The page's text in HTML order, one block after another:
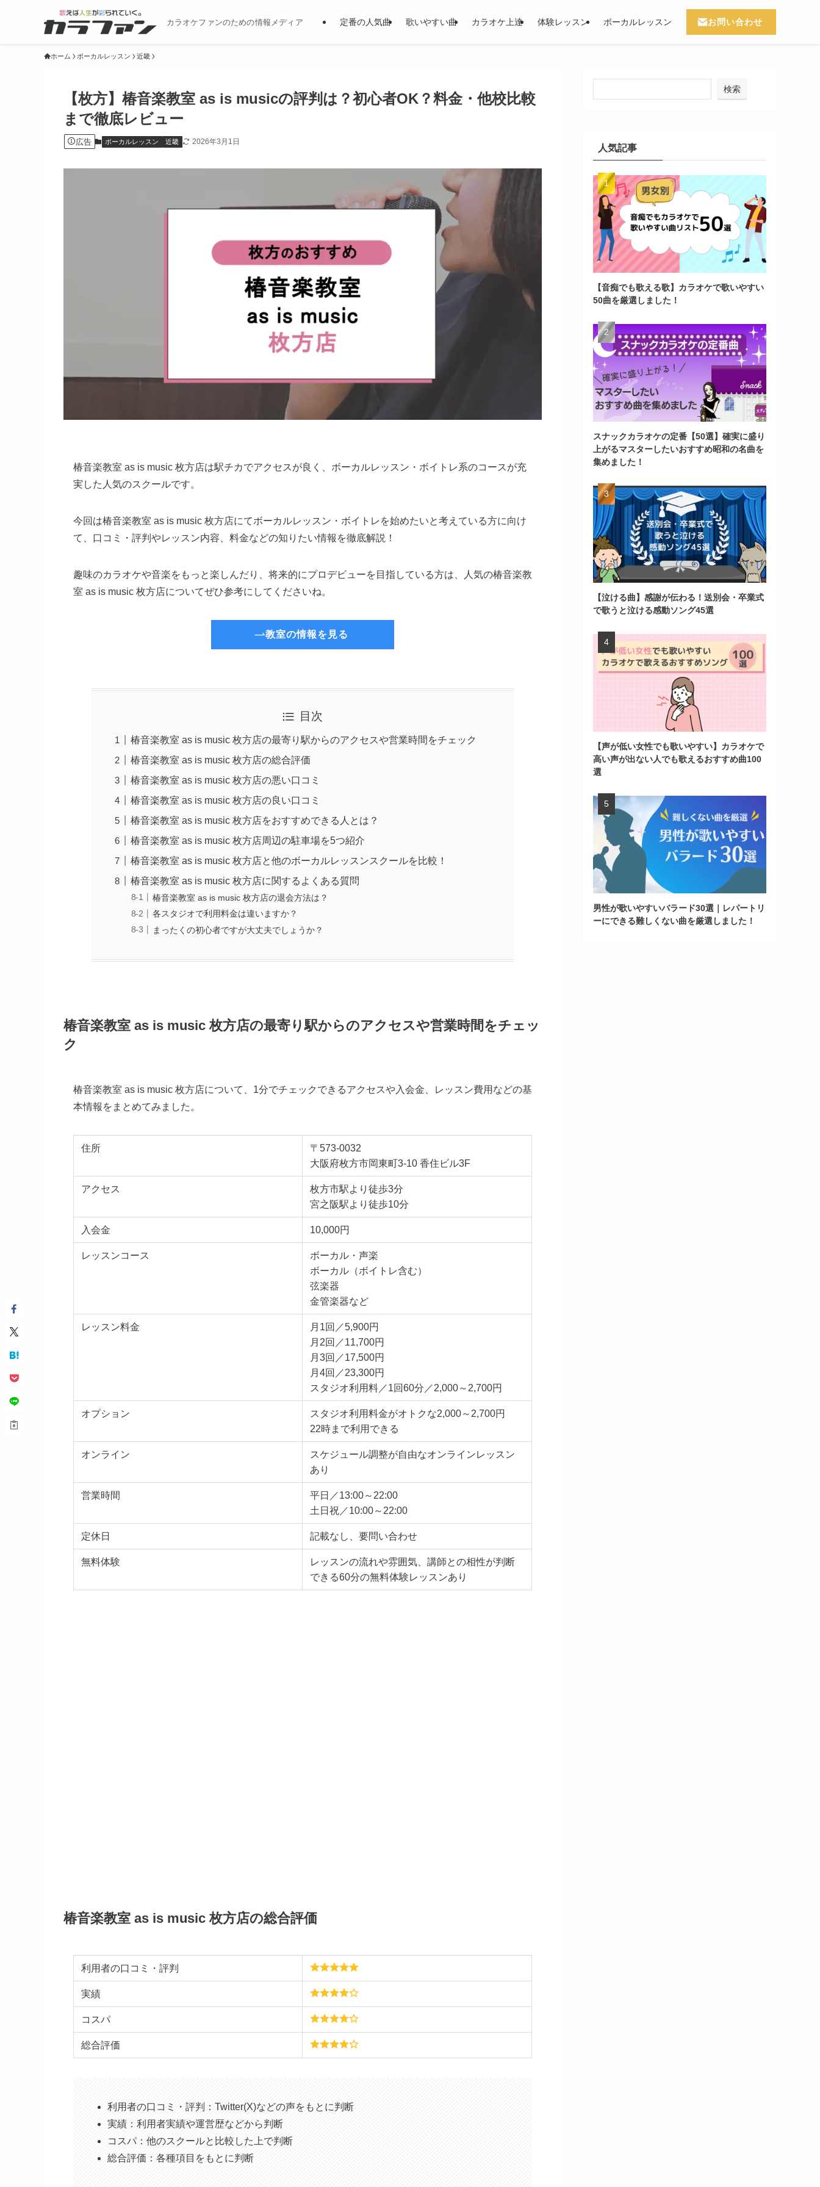
カラオケファンのための情報メディア 定番の人気曲 歌いやすい曲 カラオケ上達 体験レッスン ボーカルレッスン お問い合わせ
ホーム ボーカルレッスン 近畿
【枚方】椿音楽教室 as is musicの評判は？初心者OK？料金・他校比較
まで徹底レビュー
広告 ボーカルレッスン 近畿 2026年3月1日
椿音楽教室 as is music 枚方店は駅チカでアクセスが良く、ボーカルレッスン・ボイトレ系のコースが充
実した人気のスクールです。
今回は椿音楽教室 as is music 枚方店にてボーカルレッスン・ボイトレを始めたいと考えている方に向け
て、口コミ・評判やレッスン内容、料金などの知りたい情報を徹底解説！
趣味のカラオケや音楽をもっと楽しんだり、将来的にプロデビューを目指している方は、人気の椿音楽教
室 as is music 枚方店についてぜひ参考にしてくださいね。
教室の情報を見る
目次
椿音楽教室 as is music 枚方店の最寄り駅からのアクセスや営業時間をチェック
椿音楽教室 as is music 枚方店の総合評価
椿音楽教室 as is music 枚方店の悪い口コミ
椿音楽教室 as is music 枚方店の良い口コミ
椿音楽教室 as is music 枚方店をおすすめできる人とは？
椿音楽教室 as is music 枚方店周辺の駐車場を5つ紹介
椿音楽教室 as is music 枚方店と他のボーカルレッスンスクールを比較！
椿音楽教室 as is music 枚方店に関するよくある質問
椿音楽教室 as is music 枚方店の退会方法は？
各スタジオで利用料金は違いますか？
まったくの初心者ですが大丈夫でしょうか？
椿音楽教室 as is music 枚方店の最寄り駅からのアクセスや営業時間をチェッ
ク
椿音楽教室 as is music 枚方店について、1分でチェックできるアクセスや入会金、レッスン費用などの基
本情報をまとめてみました。
住所
〒573-0032
大阪府枚方市岡東町3-10 香住ビル3F
アクセス
枚方市駅より徒歩3分
宮之阪駅より徒歩10分
入会金 10,000円
レッスンコース
ボーカル・声楽
ボーカル（ボイトレ含む）
弦楽器
金管楽器など
レッスン料金
月1回／5,900円
月2回／11,700円
月3回／17,500円
月4回／23,300円
スタジオ利用料／1回60分／2,000～2,700円
オプション
スタジオ利用料金がオトクな2,000～2,700円
22時まで利用できる
オンライン
スケジュール調整が自由なオンラインレッスン
あり
営業時間
平日／13:00～22:00
土日祝／10:00～22:00
定休日 記載なし、要問い合わせ
無料体験
レッスンの流れや雰囲気、講師との相性が判断
できる60分の無料体験レッスンあり
椿音楽教室 as is music 枚方店の総合評価
利用者の口コミ・評判
実績
コスパ
総合評価
利用者の口コミ・評判：Twitter(X)などの声をもとに判断
実績：利用者実績や運営歴などから判断
コスパ：他のスクールと比較した上で判断
総合評価：各種項目をもとに判断
検索
人気記事
【音痴でも歌える歌】カラオケで歌いやすい
50曲を厳選しました！
スナックカラオケの定番【50選】確実に盛り
上がるマスターしたいおすすめ昭和の名曲を
集めました！
【泣ける曲】感謝が伝わる！送別会・卒業式
で歌うと泣ける感動ソング45選
【声が低い女性でも歌いやすい】カラオケで
高い声が出ない人でも歌えるおすすめ曲100
選
男性が歌いやすいバラード30選｜レパートリ
ーにできる難しくない曲を厳選しました！